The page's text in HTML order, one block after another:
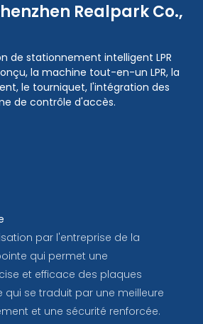
Realpark Co.,
de stationnement intelligent LPR
la machine tout-en-un LPR, la
le tourniquet, l'intégration des
de contrôle d'accès.
par l'entreprise de la
qui permet une
et efficace des plaques
se traduit par une meilleure
et une sécurité renforcée.